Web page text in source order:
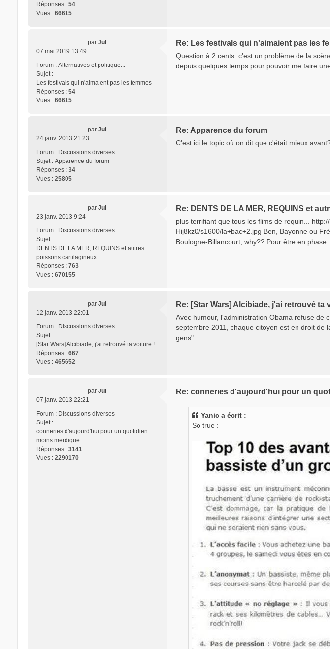
Réponses : 54
Vues : 66615
parJul
07 mai 2019 13:49
Forum : Alternatives et politique...
Sujet :
Les festivals qui n'aimaient pas les femmes
Réponses : 54
Vues : 66615
Re: Les festivals qui n'aimaient pas les
Question à 2 cents: c'est un problème de la
depuis quelques temps pour pouvoir me faire
parJul
24 janv. 2013 21:23
Forum : Discussions diverses
Sujet : Apparence du forum
Réponses : 34
Vues : 25805
Re: Apparence du forum
C'est ici le topic où on dit que c'était mieux
parJul
23 janv. 2013 9:24
Forum : Discussions diverses
Sujet :
DENTS DE LA MER, REQUINS et autres
poissons cartilagineux
Réponses : 763
Vues : 670155
Re: DENTS DE LA MER, REQUINS et
plus terrifiant que tous les flims de requin...
Hij8kz0/s1600/la+bac+2.jpg Ben, Bayonne ou
Boulogne-Billancourt, why?? Pour être en phase...
parJul
12 janv. 2013 22:01
Forum : Discussions diverses
Sujet :
[Star Wars] Alcibiade, j'ai retrouvé ta voiture !
Réponses : 667
Vues : 465652
Re: [Star Wars] Alcibiade, j'ai retrouvé ta
Avec humour, l'administration Obama refuse de
septembre 2011, chaque citoyen est en droit de
gens"...
parJul
07 janv. 2013 22:21
Forum : Discussions diverses
Sujet :
conneries d'aujourd'hui pour un quotidien
moins merdique
Réponses : 3141
Vues : 2290170
Re: conneries d'aujourd'hui pour un
Yanic a écrit :
So true :